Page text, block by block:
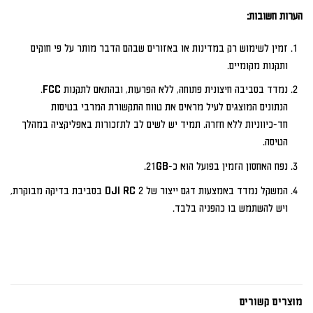
הערות חשובות:
זמין לשימוש רק במדינות או באזורים שבהם הדבר מותר על פי חוקים
ותקנות מקומיים.
נמדד בסביבה חיצונית פתוחה, ללא הפרעות, ובהתאם לתקנות FCC.
הנתונים המוצגים לעיל מראים את טווח התקשורת המרבי בטיסות
חד-כיווניות ללא חזרה. תמיד יש לשים לב לתזכורות באפליקציה במהלך
הטיסה.
נפח האחסון הזמין בפועל הוא כ-21GB.
המשקל נמדד באמצעות דגם ייצור של DJI RC 2 בסביבת בדיקה מבוקרת,
ויש להשתמש בו כהפניה בלבד.
מוצרים קשורים